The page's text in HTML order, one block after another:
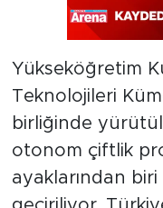
Yükseköğretim
Teknolojileri
birliğinde
otonom çiftlik
ayaklarından